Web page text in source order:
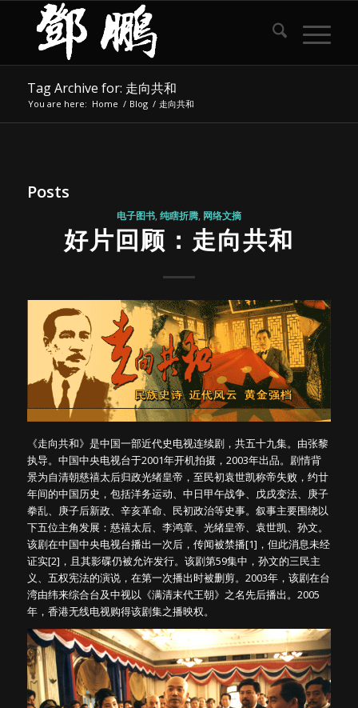
Tag Archive for: 走向共和
You are here: Home / Blog / 走向共和
Posts
电子图书, 纯瞎折腾, 网络文摘
好片回顾：走向共和
《走向共和》是中国一部近代史电视连续剧，共五十九集。由张黎
执导。中国中央电视台于2001年开机拍摄，2003年出品。剧情背
景为自清朝慈禧太后归政光绪皇帝，至民初袁世凯称帝失败，约廿
年间的中国历史，包括洋务运动、中日甲午战争、戊戌变法、庚子
拳乱、庚子后新政、辛亥革命、民初政治等史事。叙事主要围绕以
下五位主角发展：慈禧太后、李鸿章、光绪皇帝、袁世凯、孙文。
该剧在中国中央电视台播出一次后，传闻被禁播[1]，但此消息未经
证实[2]，且其影碟仍被允许发行。该剧第59集中，孙文的三民主
义、五权宪法的演说，在第一次播出时被删剪。2003年，该剧在台
湾由纬来综合台及中视以《满清末代王朝》之名先后播出。2005
年，香港无线电视购得该剧集之播映权。